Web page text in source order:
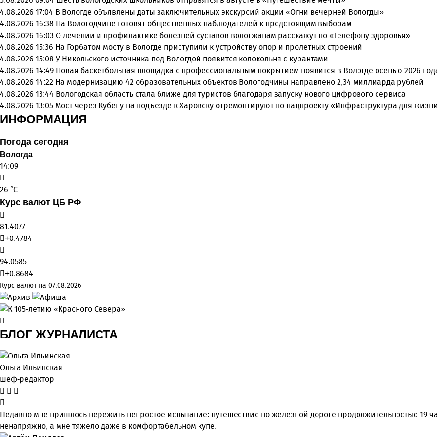
4.08.2026 17:04 В Вологде объявлены даты заключительных экскурсий акции «Огни вечерней Вологды»
4.08.2026 16:38 На Вологодчине готовят общественных наблюдателей к предстоящим выборам
4.08.2026 16:03 О лечении и профилактике болезней суставов вологжанам расскажут по «Телефону здоровья»
4.08.2026 15:36 На Горбатом мосту в Вологде приступили к устройству опор и пролетных строений
4.08.2026 15:08 У Никольского источника под Вологдой появится колокольня с курантами
4.08.2026 14:49 Новая баскетбольная площадка с профессиональным покрытием появится в Вологде осенью 2026
4.08.2026 14:22 На модернизацию 42 образовательных объектов Вологодчины направлено 2,34 миллиарда рублей
4.08.2026 13:44 Вологодская область стала ближе для туристов благодаря запуску нового цифрового сервиса
4.08.2026 13:05 Мост через Кубену на подъезде к Харовску отремонтируют по нацпроекту «Инфраструктура для
ИНФОРМАЦИЯ
Погода сегодня
Вологда
14:09
26 °C
Курс валют ЦБ РФ
81.4077
+0.4784
94.0585
+0.8684
Курс валют на 07.08.2026
БЛОГ ЖУРНАЛИСТА
Ольга Ильинская
шеф-редактор
Недавно мне пришлось пережить непростое испытание: путешествие по железной дороге продолжительностью 19
ненапряжно, а мне тяжело даже в комфортабельном купе.